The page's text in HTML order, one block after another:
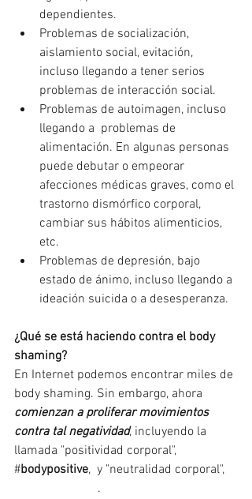
dependientes.
Problemas de socialización,
aislamiento social, evitación,
incluso llegando a tener serios
problemas de interacción social.
Problemas de autoimagen, incluso
llegando a  problemas de
alimentación. En algunas personas
puede debutar o empeorar
afecciones médicas graves, como el
trastorno dismórfico corporal,
cambiar sus hábitos alimenticios,
etc.
Problemas de depresión, bajo
estado de ánimo, incluso llegando a
ideación suicida o a desesperanza.
¿Qué se está haciendo contra el body
shaming?
En Internet podemos encontrar miles de
body shaming. Sin embargo, ahora
comienzan a proliferar movimientos
contra tal negatividad, incluyendo la
llamada "positividad corporal",
#bodypositive,  y "neutralidad corporal",
.